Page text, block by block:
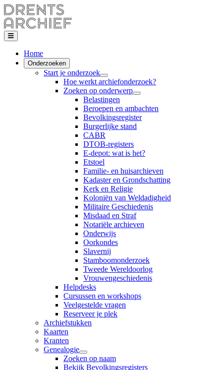
Home
Onderzoeken
Start je onderzoek
Hoe werkt archiefonderzoek?
Zoeken op onderwerp
Belastingen
Beroepen en ambachten
Bevolkingsregister
Burgerlijke stand
CABR
DTOB-registers
E-depot: wat is het?
Etstoel
Familie- en huisarchieven
Kadaster en Grondschatting
Kerk en Religie
Koloniën van Weldadigheid
Militaire Geschiedenis
Misdaad en Straf
Notariële archieven
Onderwijs
Oorkondes
Slavernij
Stamboomonderzoek
Tweede Wereldoorlog
Vrouwengeschiedenis
Helpdesks
Cursussen en workshops
Veelgestelde vragen
Reserveer je plek
Archiefstukken
Kaarten
Kranten
Genealogie
Zoeken op naam
Bekijk Bevolkingsregisters